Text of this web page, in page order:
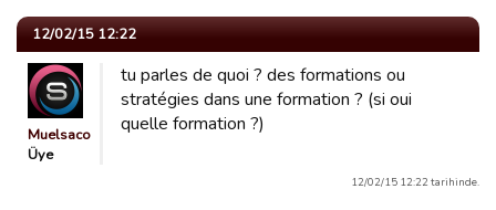
12/02/15 12:22
Muelsaco
Üye
tu parles de quoi ? des formations ou
stratégies dans une formation ? (si oui
quelle formation ?)
12/02/15 12:22 tarihinde.